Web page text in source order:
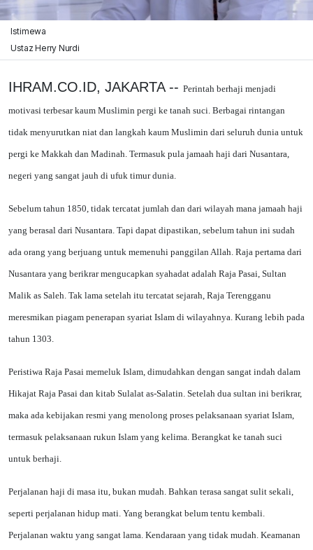
Istimewa
Ustaz Herry Nurdi
IHRAM.CO.ID, JAKARTA -- Perintah berhaji menjadi
motivasi terbesar kaum Muslimin pergi ke tanah suci. Berbagai rintangan
tidak menyurutkan niat dan langkah kaum Muslimin dari seluruh dunia untuk
pergi ke Makkah dan Madinah. Termasuk pula jamaah haji dari Nusantara,
negeri yang sangat jauh di ufuk timur dunia.
Sebelum tahun 1850, tidak tercatat jumlah dan dari wilayah mana jamaah haji
yang berasal dari Nusantara. Tapi dapat dipastikan, sebelum tahun ini sudah
ada orang yang berjuang untuk memenuhi panggilan Allah. Raja pertama dari
Nusantara yang berikrar mengucapkan syahadat adalah Raja Pasai, Sultan
Malik as Saleh. Tak lama setelah itu tercatat sejarah, Raja Terengganu
meresmikan piagam penerapan syariat Islam di wilayahnya. Kurang lebih pada
tahun 1303.
Peristiwa Raja Pasai memeluk Islam, dimudahkan dengan sangat indah dalam
Hikajat Raja Pasai dan kitab Sulalat as-Salatin. Setelah dua sultan ini berikrar,
maka ada kebijakan resmi yang menolong proses pelaksanaan syariat Islam,
termasuk pelaksanaan rukun Islam yang kelima. Berangkat ke tanah suci
untuk berhaji.
Perjalanan haji di masa itu, bukan mudah. Bahkan terasa sangat sulit sekali,
seperti perjalanan hidup mati. Yang berangkat belum tentu kembali.
Perjalanan waktu yang sangat lama. Kendaraan yang tidak mudah. Keamanan